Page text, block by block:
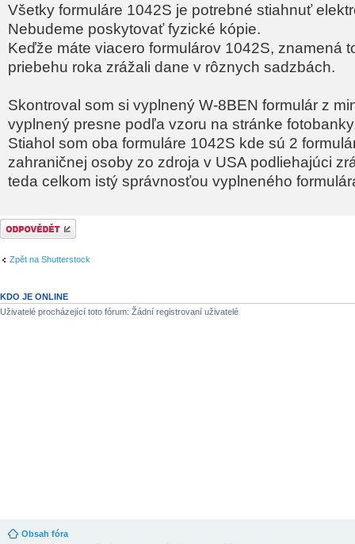
Všetky formuláre 1042S je potrebné stiahnuť
Nebudeme poskytovať fyzické kópie.
Keďže máte viacero formulárov 1042S, znamená
priebehu roka zrážali dane v rôznych sadzbách.
Skontroval som si vyplnený W-8BEN formulár z
vyplnený presne podľa vzoru na stránke
Stiahol som oba formuláre 1042S kde sú 2
zahraničnej osoby zo zdroja v USA podliehajúci
teda celkom istý správnosťou vyplneného
Odeslat odpověď
Zpět na Shutterstock
KDO JE ONLINE
Uživatelé procházející toto fórum: Žádní registrovaní uživatelé
Obsah fóra